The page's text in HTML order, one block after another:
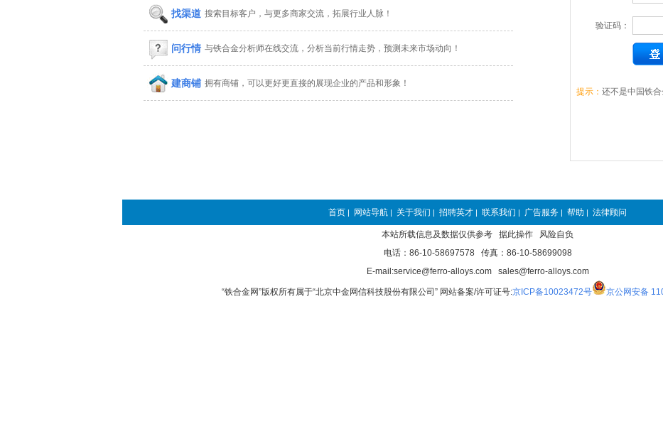
找渠道 搜索目标客户，与更多商家交流，拓展行业人脉！
问行情 与铁合金分析师在线交流，分析当前行情走势，预测未来市场动向！
建商铺 拥有商铺，可以更好更直接的展现企业的产品和形象！
验证码：
提示： 还不是中国铁
首页 | 网站导航 | 关于我们 | 招聘英才 | 联系我们 | 广告服务 | 帮助 | 法律顾问
本站所载信息及数据仅供参考 据此操作 风险自负
电话：86-10-58697578 传真：86-10-58699098
E-mail:service@ferro-alloys.com sales@ferro-alloys.com
“铁合金网”版权所有属于“北京中金网信科技股份有限公司” 网站备案/许可证号:京ICP备10023472号 京公网安备